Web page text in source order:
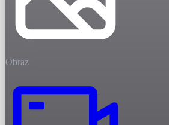
Obraz